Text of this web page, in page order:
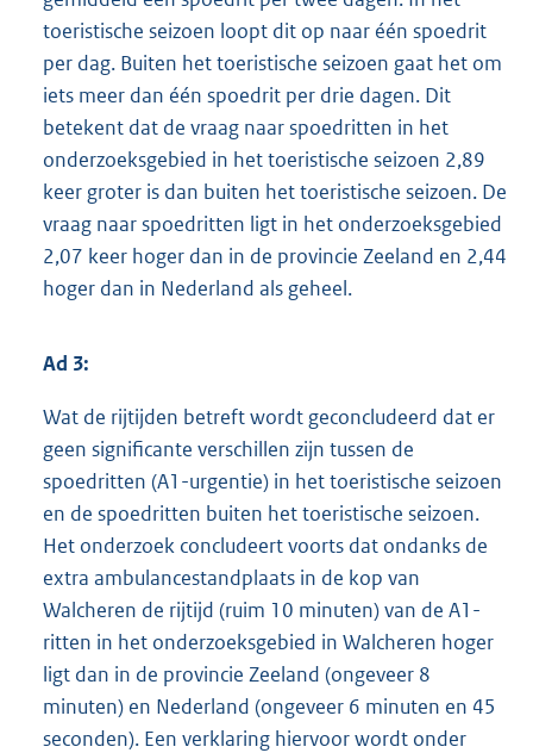
toeristische seizoen loopt dit op naar één spoedrit
per dag. Buiten het toeristische seizoen gaat het om
iets meer dan één spoedrit per drie dagen. Dit
betekent dat de vraag naar spoedritten in het
onderzoeksgebied in het toeristische seizoen 2,89
keer groter is dan buiten het toeristische seizoen. De
vraag naar spoedritten ligt in het onderzoeksgebied
2,07 keer hoger dan in de provincie Zeeland en 2,44
hoger dan in Nederland als geheel.
Ad 3:
Wat de rijtijden betreft wordt geconcludeerd dat er
geen significante verschillen zijn tussen de
spoedritten (A1-urgentie) in het toeristische seizoen
en de spoedritten buiten het toeristische seizoen.
Het onderzoek concludeert voorts dat ondanks de
extra ambulancestandplaats in de kop van
Walcheren de rijtijd (ruim 10 minuten) van de A1-
ritten in het onderzoeksgebied in Walcheren hoger
ligt dan in de provincie Zeeland (ongeveer 8
minuten) en Nederland (ongeveer 6 minuten en 45
seconden). Een verklaring hiervoor wordt onder